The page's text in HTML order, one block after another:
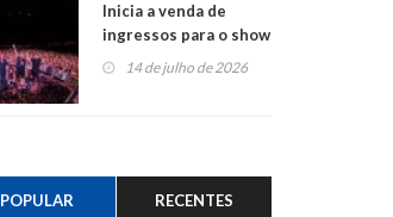
Inicia a venda de
ingressos para o show
do Jota Quest nos 45
14 de julho de 2026
POPULAR RECENTES